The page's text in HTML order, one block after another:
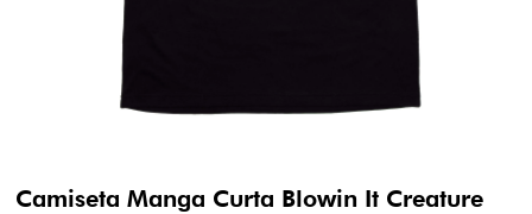
Camiseta Manga Curta Blowin It Creature